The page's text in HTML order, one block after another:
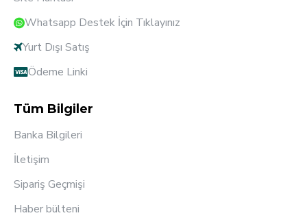
Whatsapp Destek İçin Tıklayınız
Yurt Dışı Satış
Ödeme Linki
Tüm Bilgiler
Banka Bilgileri
İletişim
Sipariş Geçmişi
Haber bülteni